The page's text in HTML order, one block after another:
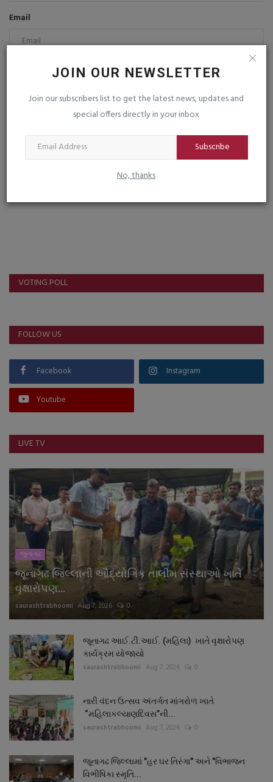
JOIN OUR NEWSLETTER
Join our subscribers list to get the latest news, updates and
special offers directly in your inbox
Subscribe
No, thanks
Email
Post Comment
VOTING POLL
FOLLOW US
Facebook Instagram
Youtube
LIVE TV
જુનાગઢ
જૂનાગઢ જિલ્લાની ઔદ્યોગિક તાલીમ સંસ્થાઓ ખાતે
વૃક્ષારોપણ...
saurashtrabhoomi Aug 7, 2026 0
જૂનાગઢ આઈ.ટી.આઈ. (મહિલા) ખાતે વૃક્ષારોપણ
કાર્યક્રમ યોજાયો
saurashtrabhoomi Aug 7, 2026 0
નારી વંદન ઉત્સવ અંતર્ગત માંગરોળ ખાતે
“મહિલાકલ્યાણદિવસ”ની...
saurashtrabhoomi Aug 7, 2026 0
જૂનાગઢ જિલ્લામાં "હર ઘર તિરંગા" અને "વિભાજન
વિભીષિકા સ્મૃતિ...